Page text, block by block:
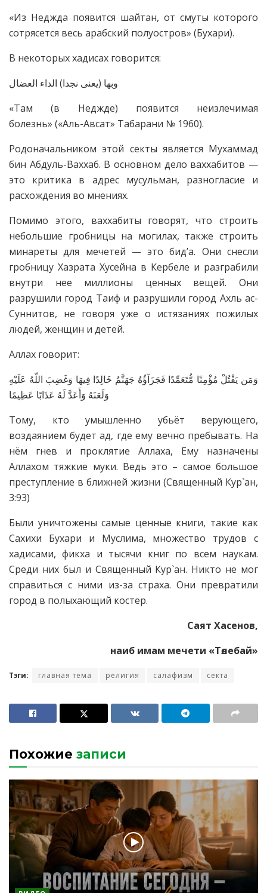
«Из Неджда появится шайтан, от смуты которого
сотрясется весь арабский полуостров» (Бухари).
В некоторых хадисах говорится:
وبها (يعنى نجدا) الداء العضال
«Там (в Неджде) появится неизлечимая
болезнь» («Аль-Авсат» Табарани № 1960).
Родоначальником этой секты является Мухаммад
бин Абдуль-Ваххаб. В основном дело ваххабитов —
это критика в адрес мусульман, разногласие и
расхождения во мнениях.
Помимо этого, ваххабиты говорят, что строить
небольшие гробницы на могилах, также строить
минареты для мечетей — это бид’а. Они снесли
гробницу Хазрата Хусейна в Кербеле и разграбили
внутри нее миллионы ценных вещей. Они
разрушили город Таиф и разрушили город Ахль ас-
Суннитов, не говоря уже о истязаниях пожилых
людей, женщин и детей.
Аллах говорит:
وَمَن يَقْتُلْ مُؤْمِنًا مُّتَعَمِّدًا فَجَزَآؤُهُ جَهَنَّمُ خَالِدًا فِيهَا وَغَضِبَ اللّهُ عَلَيْهِ
وَلَعَنَهُ وَأَعَدَّ لَهُ عَذَابًا عَظِيمًا
Тому, кто умышленно убьёт верующего,
воздаянием будет ад, где ему вечно пребывать. На
нём гнев и проклятие Аллаха, Ему назначены
Аллахом тяжкие муки. Ведь это – самое большое
преступление в ближней жизни (Священный Кур`ан,
3:93)
Были уничтожены самые ценные книги, такие как
Сахихи Бухари и Муслима, множество трудов с
хадисами, фикха и тысячи книг по всем наукам.
Среди них был и Священный Кур`ан. Никто не мог
справиться с ними из-за страха. Они превратили
город в полыхающий костер.
Саят Хасенов,
наиб имам мечети «Төлебай»
Тэги: главная тема религия салафизм секта
Похожие записи